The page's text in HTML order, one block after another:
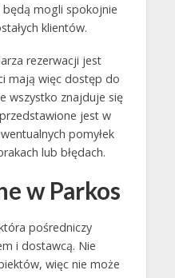
mogli spokojnie
klientów.
rezerwacji jest
mają więc dostęp do
wszystko znajduje się
jest w
pomyłek
lub błędach.
w Parkos
pośredniczy
i dostawcą. Nie
więc nie może